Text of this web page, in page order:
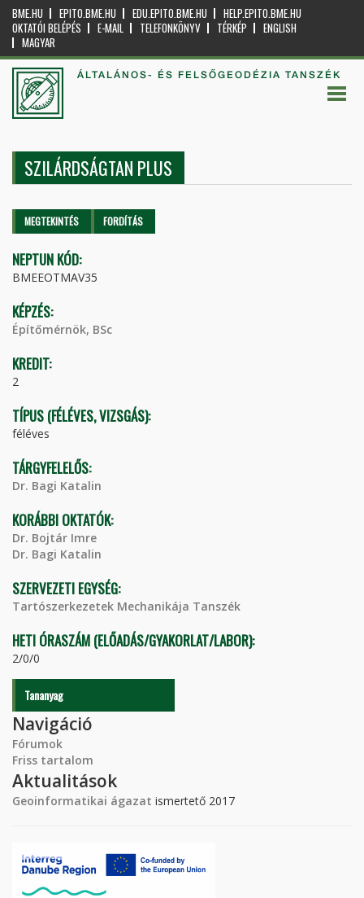
BME.HU EPITO.BME.HU EDU.EPITO.BME.HU
HELP.EPITO.BME.HU
OKTATÓI BELÉPÉS
E-MAIL TELEFONKÖNYV TÉRKÉP
ENGLISH
MAGYAR
ÁLTALÁNOS- ÉS FELSŐGEODÉZIA TANSZÉK
SZILÁRDSÁGTAN PLUS
Elsődleges fülek
MEGTEKINTÉS (AKTÍVFORDÍTÁS
NEPTUN KÓD:
BMEEOTMAV35
KÉPZÉS:
Építőmérnök, BSc
KREDIT:
2
TÍPUS (FÉLÉVES, VIZSGÁS):
féléves
TÁRGYFELELŐS:
Dr. Bagi Katalin
KORÁBBI OKTATÓK:
Dr. Bojtár Imre
Dr. Bagi Katalin
SZERVEZETI EGYSÉG:
Tartószerkezetek Mechanikája Tanszék
HETI ÓRASZÁM (ELŐADÁS/GYAKORLAT/LABOR):
2/0/0
Tananyag
Navigáció
Fórumok
Friss tartalom
Aktualitások
Geoinformatikai ágazat ismertető 2017